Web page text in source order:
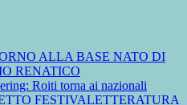
ALLA BASE NATO DI
RENATICO
Roiti torna ai nazionali
FESTIVALETTERATURA